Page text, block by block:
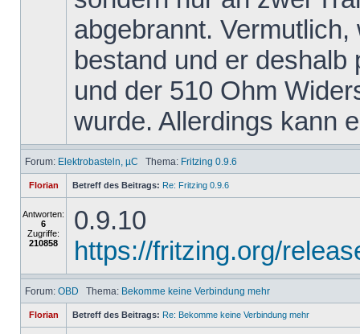
abgebrannt.
bestand und er
und der 510 Ohm
wurde. Allerdings kann
Forum: Elektrobasteln, µC Thema: Fritzing 0.9.6
Florian Betreff des Beitrags: Re: Fritzing 0.9.6
Antworten:
6
Zugriffe:
210858
0.9.10
https://fritzing.org/
Forum: OBD Thema: Bekomme keine Verbindung mehr
Florian Betreff des Beitrags: Re: Bekomme keine Verbindung mehr